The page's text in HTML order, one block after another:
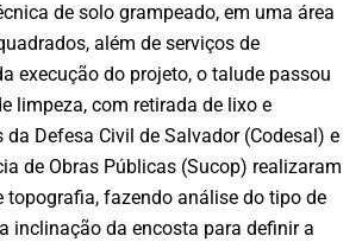
de solo grampeado, em uma área
além de serviços de
execução do projeto, o talude passou
limpeza, com retirada de lixo e
Defesa Civil de Salvador (Codesal) e
de Obras Públicas (Sucop) realizaram
topografia, fazendo análise do tipo de
inclinação da encosta para definir a